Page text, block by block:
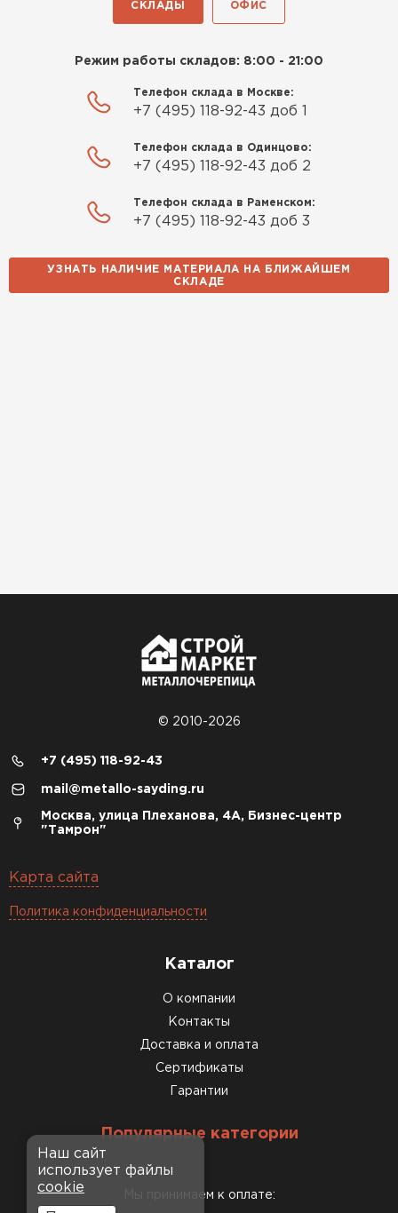
СКЛАДЫ ОФИС
Режим работы складов: 8:00 - 21:00
Телефон склада в Москве:
+7 (495) 118-92-43 доб 1
Телефон склада в Одинцово:
+7 (495) 118-92-43 доб 2
Телефон склада в Раменском:
+7 (495) 118-92-43 доб 3
УЗНАТЬ НАЛИЧИЕ МАТЕРИАЛА НА БЛИЖАЙШЕМ
СКЛАДЕ
© 2010-2026
+7 (495) 118-92-43
mail@metallo-sayding.ru
Москва, улица Плеханова, 4А, Бизнес-центр
"Тамрон"
Карта сайта
Политика конфиденциальности
Каталог
О компании
Контакты
Доставка и оплата
Сертификаты
Гарантии
Популярные категории
Мы принимаем к оплате:
Наш сайт
использует файлы
cookie